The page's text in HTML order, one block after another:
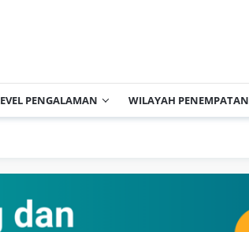
PENGALAMAN WILAYAH PENEMPATAN